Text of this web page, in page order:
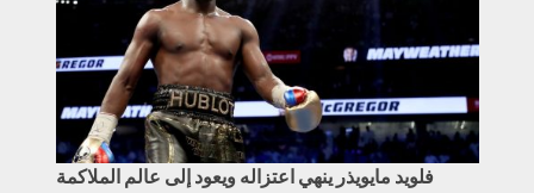
فلويد مايويذر ينهي اعتزاله ويعود إلى عالم الملاكمة